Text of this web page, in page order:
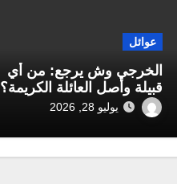
عوائل
الخرجي وش يرجع: من أي
قبيلة وأصل العائلة الكريمة؟
يوليو 28, 2026